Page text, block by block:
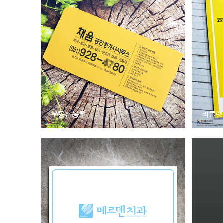
부동산봉투 리플렛